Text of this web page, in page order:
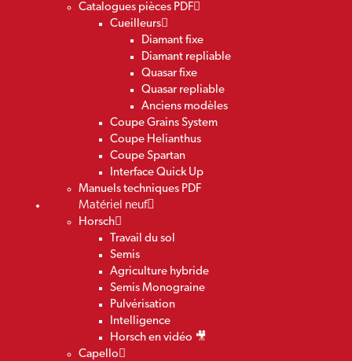
Catalogues pièces PDF
Cueilleurs
Diamant fixe
Diamant repliable
Quasar fixe
Quasar repliable
Anciens modèles
Coupe Grains System
Coupe Helianthus
Coupe Spartan
Interface Quick Up
Manuels techniques PDF
Matériel neuf
Horsch
Travail du sol
Semis
Agriculture hybride
Semis Monograine
Pulvérisation
Intelligence
Horsch en vidéo 🎥
Capello